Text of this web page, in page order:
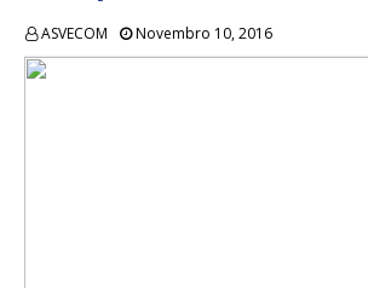
ASVECOM Novembro 10, 2016